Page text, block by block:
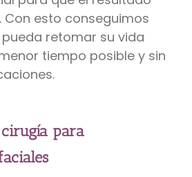
Con esto conseguimos
retomar su vida
tiempo posible y sin
para